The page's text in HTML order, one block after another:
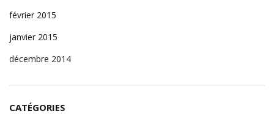
février 2015
janvier 2015
décembre 2014
CATÉGORIES